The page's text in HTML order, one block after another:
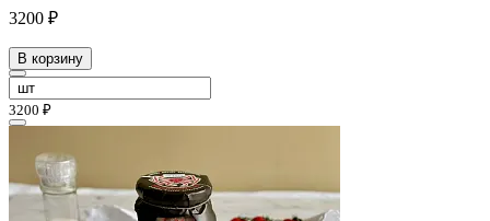
3200 ₽
В корзину
3200 ₽